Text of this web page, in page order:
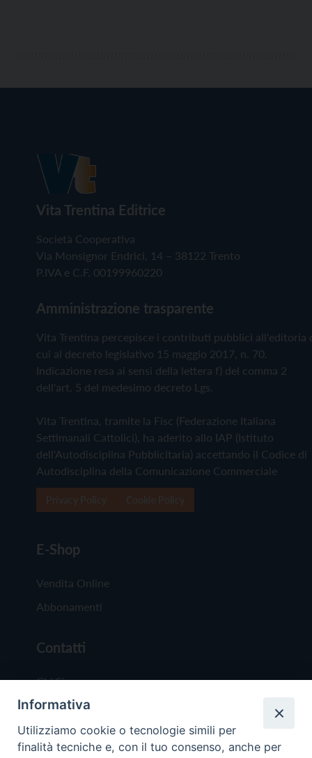
Vita Trentina Editrice
Società Cooperativa
Via Monsignor Endrici, 14 – 38122 Trento
P.IVA e C.F. 00199960220
Amministrazione trasparente
Vita Trentina percepisce i contributi pubblici all'editoria
cui al decreto legislativo 15 maggio 2017, n. 70.
Indicazione resa ai sensi della lettera f) del comma 2
dell'art. 5 del medesimo decreto Lgs.
Vita Trentina, tramite la Fisc (Federazione Italiana
Settimanali Cattolici), ha aderito allo IAP (Istituto
dell'Autodisciplina Pubblicitaria) accettando il Codice di
Autodisciplina della Comunicazione Commerciale
E-Shop
Vendita Online
Abbonamenti
Contatti
Chi Siamo
Redazione
Scrivici
Informativa
Utilizziamo cookie o tecnologie simili per
finalità tecniche e, con il tuo consenso, anche per